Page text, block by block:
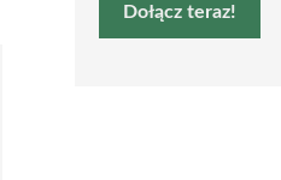
Dołącz teraz!